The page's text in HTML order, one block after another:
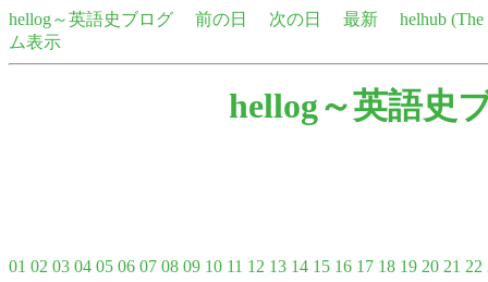
hellog～英語史ブログ 前の日 次の日 最新
helhub
ム表示
hellog～英語史
01 02 03 04 05 06 07 08 09 10 11 12 13 14 15 16 17 18 19 20 21 22